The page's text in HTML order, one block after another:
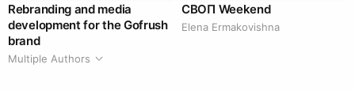
Rebranding and media
development for the Gofrush
brand
Multiple Authors
СВОП Weekend
Elena Ermakovishna